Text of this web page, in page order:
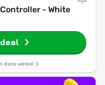
- White
deze winkel